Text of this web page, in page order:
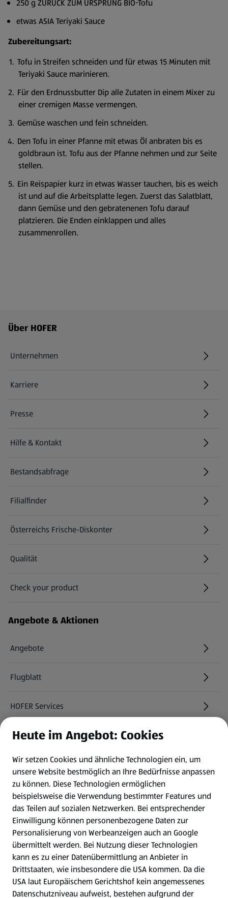
250 g ZURÜCK ZUM URSPRUNG BIO-Tofu
etwas ASIA Teriyaki Sauce
Zubereitungsart:
Tofu in Streifen schneiden und für etwas 15 Minuten mit
Teriyaki Sauce marinieren.
Für den Erdnussbutter Dip alle Zutaten in einem Mixer zu
einer cremigen Masse vermengen.
Gemüse waschen und fein schneiden.
Den Tofu in einer Pfanne mit etwas Öl anbraten bis es
goldbraun ist. Tofu aus der Pfanne nehmen und zur Seite
stellen.
Ein Reispapier kurz in etwas Wasser tauchen, bis es weich
ist und auf die Arbeitsplatte legen. Zuerst das Salatblatt,
dann Gemüse und den gebratenenen Tofu darauf
platzieren. Die Enden einklappen und alles
zusammenrollen.
Fußzeilenmenü - weitere Links
Über HOFER
Unternehmen
Karriere
(öffnet in einem neuen Tab)
Presse
Hilfe & Kontakt
(öffnet in einem neuen Tab)
Bestandsabfrage
(öffnet in einem neuen Tab)
Filialfinder
Österreichs Frische-Diskonter
Qualität
Check your product
(öffnet in einem neuen Tab)
Angebote & Aktionen
Angebote
Flugblatt
HOFER Services
Newsletter
WhatsApp
Gewinnspiele
Mein HOFER. Meine Einkäufe.
Meine Meinung. Mein HOFER.
Gutscheingroßbestellung
(öffnet in einem neuen Tab)
Heute im Angebot: Cookies
Wir setzen Cookies und ähnliche Technologien ein, um
unsere Website bestmöglich an Ihre Bedürfnisse anpassen
zu können. Diese Technologien ermöglichen
beispielsweise die Verwendung bestimmter Features und
das Teilen auf sozialen Netzwerken. Bei entsprechender
Einwilligung können personenbezogene Daten zur
Personalisierung von Werbeanzeigen auch an Google
übermittelt werden. Bei Nutzung dieser Technologien
kann es zu einer Datenübermittlung an Anbieter in
Drittstaaten, wie insbesondere die USA kommen. Da die
USA laut Europäischem Gerichtshof kein angemessenes
Datenschutzniveau aufweist, bestehen aufgrund der